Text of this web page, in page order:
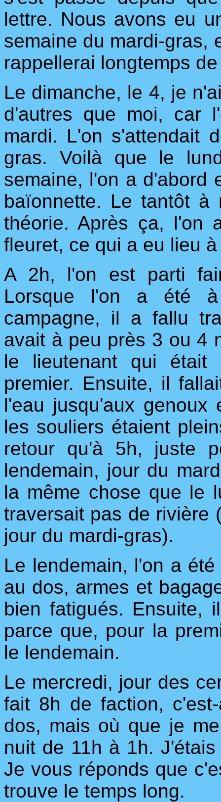
lettre. Nous avons eu
semaine du mardi-gras,
rappellerai longtemps
Le dimanche, le 4, je
d'autres que moi, car
mardi. L'on s'attendait
gras. Voilà que le
semaine, l'on a d'abord
baïonnette. Le tantôt
théorie. Après ça, l'on
fleuret, ce qui a eu lieu
A 2h, l'on est parti
Lorsque l'on a été
campagne, il a fallu
avait à peu près 3 ou 4
le lieutenant qui était
premier. Ensuite, il
l'eau jusqu'aux
les souliers étaient
retour qu'à 5h, juste
lendemain, jour du
la même chose que le
traversait pas de rivière
jour du mardi-gras).
Le lendemain, l'on a
au dos, armes et
bien fatigués. Ensuite,
parce que, pour la
le lendemain.
Le mercredi, jour des
fait 8h de faction,
dos, mais où que je
nuit de 11h à 1h.
Je vous réponds que
trouve le temps long.